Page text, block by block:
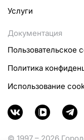
Услуги
Документация
Пользовательское
Политика
Использование